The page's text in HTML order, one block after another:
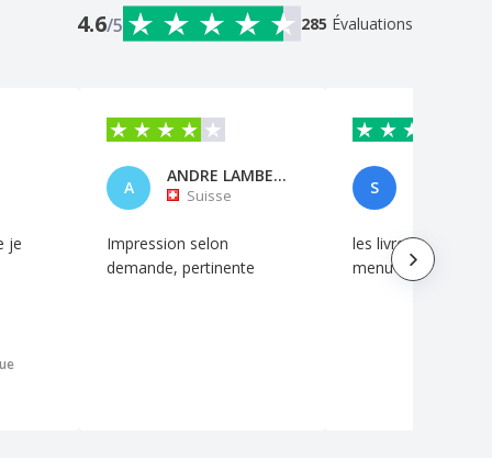
4.6/5 285 Évaluations
je
A
ANDRE LAMBELIN
Suisse
Impression selon
demande, pertinente
S
les livre
menu son trop top